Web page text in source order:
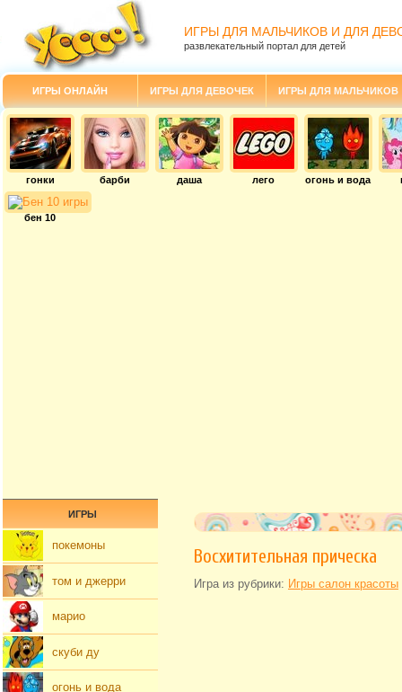
ИГРЫ ДЛЯ МАЛЬЧИКОВ И ДЛЯ
развлекательный портал для детей
ИГРЫ ОНЛАЙН ИГРЫ ДЛЯ ДЕВОЧЕК ИГРЫ ДЛЯ МАЛЬЧИКОВ
гонки барби даша лего огонь и вода
бен 10
Восхитительная прическа
Игра из рубрики: Игры салон красоты
ИГРЫ
покемоны
том и джерри
марио
скуби ду
огонь и вода